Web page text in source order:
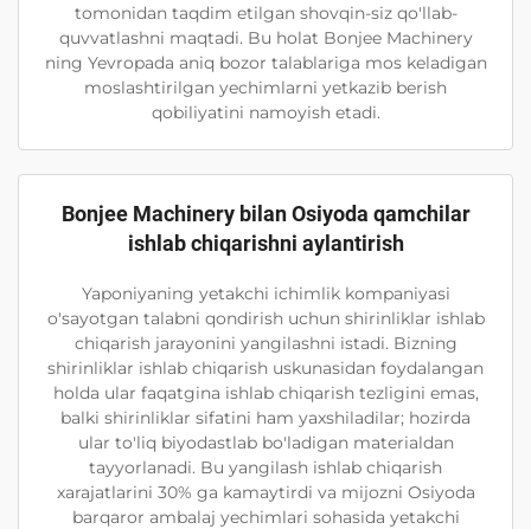
tomonidan taqdim etilgan shovqin-siz qo'llab-
quvvatlashni maqtadi. Bu holat Bonjee Machinery
ning Yevropada aniq bozor talablariga mos keladigan
moslashtirilgan yechimlarni yetkazib berish
qobiliyatini namoyish etadi.
Bonjee Machinery bilan Osiyoda qamchilar
ishlab chiqarishni aylantirish
Yaponiyaning yetakchi ichimlik kompaniyasi
o'sayotgan talabni qondirish uchun shirinliklar ishlab
chiqarish jarayonini yangilashni istadi. Bizning
shirinliklar ishlab chiqarish uskunasidan foydalangan
holda ular faqatgina ishlab chiqarish tezligini emas,
balki shirinliklar sifatini ham yaxshiladilar; hozirda
ular to'liq biyodastlab bo'ladigan materialdan
tayyorlanadi. Bu yangilash ishlab chiqarish
xarajatlarini 30% ga kamaytirdi va mijozni Osiyoda
barqaror ambalaj yechimlari sohasida yetakchi